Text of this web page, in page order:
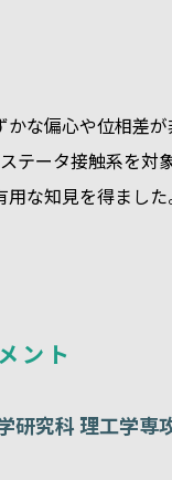
な偏心や位相差
テータ接触系を
な知見を得ました
ント
研究科 理工学専